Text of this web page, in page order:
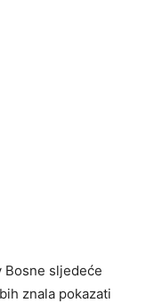
Bosne sljedeće
znala pokazati